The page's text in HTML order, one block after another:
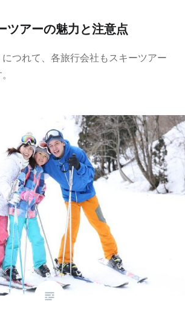
ツアーの魅力と注意点
つれて、各旅行会社もスキーツアー